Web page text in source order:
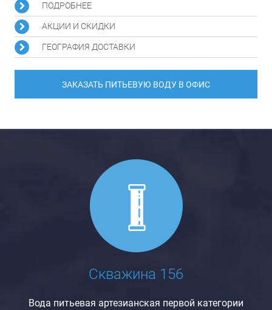
ПОДРОБНЕЕ
АКЦИИ И СКИДКИ
ГЕОГРАФИЯ ДОСТАВКИ
ЗАКАЗАТЬ ПИТЬЕВУЮ ВОДУ В ОФИС
Скважина 156
Вода питьевая артезианская первой категории